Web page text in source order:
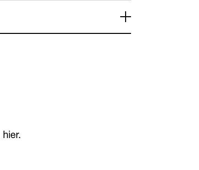
hier.